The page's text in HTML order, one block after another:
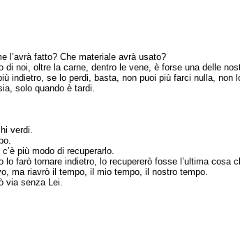
l’avrà fatto? Che materiale avrà usato?
noi, oltre la carne, dentro le vene, è forse una delle
indietro, se lo perdi, basta, non puoi più farci nulla,
solo quando è tardi.
verdi.
più modo di recuperarlo.
lo farò tornare indietro, lo recupererò fosse l’ultima
ma riavrò il tempo, il mio tempo, il nostro tempo.
via senza Lei.